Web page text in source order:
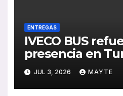
ENTREGAS
IVECO BUS
presencia en
pedido de 20
articulados
JUL 3, 2026 MAYTE